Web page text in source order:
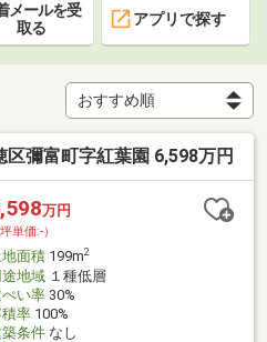
メールを受
取る
アプリで探す
彌富町字紅葉園 6,598万円
万円
坪単価:-）
面積199m2
途地域１種低層
い率30%
率100%
条件なし